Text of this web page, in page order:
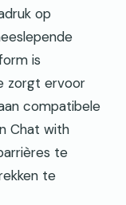
op
is
zorgt ervoor
compatibele
Chat with
te
te